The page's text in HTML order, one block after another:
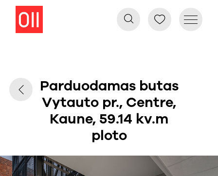
Parduodamas butas
Vytauto pr., Centre,
Kaune, 59.14 kv.m
ploto